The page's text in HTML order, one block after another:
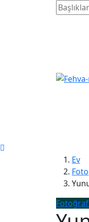
Ev
Fotoğraf